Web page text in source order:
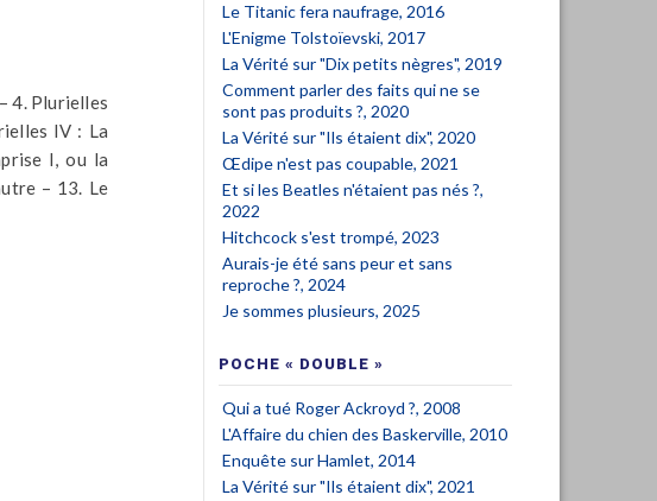
4. Plurielles
IV : La
I, ou la
– 13. Le
Le Titanic fera naufrage, 2016
L'Enigme Tolstoïevski, 2017
La Vérité sur "Dix petits nègres", 2019
Comment parler des faits qui ne se
sont pas produits ?, 2020
La Vérité sur "Ils étaient dix", 2020
Œdipe n'est pas coupable, 2021
Et si les Beatles n'étaient pas nés ?,
2022
Hitchcock s'est trompé, 2023
Aurais-je été sans peur et sans
reproche ?, 2024
Je sommes plusieurs, 2025
POCHE « DOUBLE »
Qui a tué Roger Ackroyd ?, 2008
L'Affaire du chien des Baskerville, 2010
Enquête sur Hamlet, 2014
La Vérité sur "Ils étaient dix", 2021